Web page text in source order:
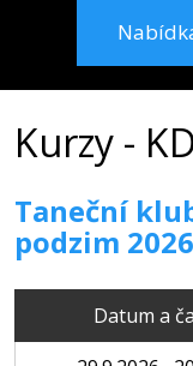
Kurzy -
Taneční
podzim
Datum a